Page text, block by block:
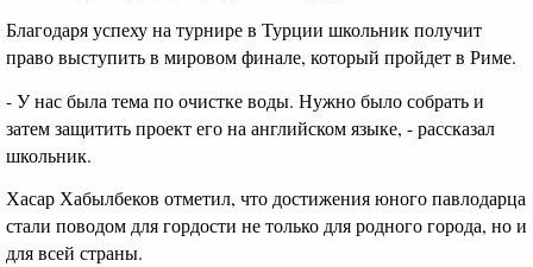
Благодаря успеху на турнире в Турции школьник получит
право выступить в мировом финале, который пройдет в Риме.
- У нас была тема по очистке воды. Нужно было собрать и
затем защитить проект его на английском языке, - рассказал
школьник.
Хасар Хабылбеков отметил, что достижения юного павлодарца
стали поводом для гордости не только для родного города, но и
для всей страны.